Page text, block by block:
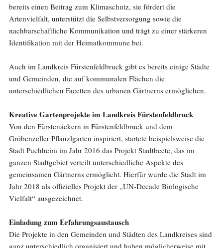
bereits einen Beitrag zum Klimaschutz, sie fördert die
Artenvielfalt, unterstützt die Selbstversorgung sowie die
nachbarschaftliche Kommunikation und trägt zu einer stärkeren
Identifikation mit der Heimatkommune bei.
Auch im Landkreis Fürstenfeldbruck gibt es bereits einige Städte
und Gemeinden, die auf kommunalen Flächen die
unterschiedlichen Facetten des urbanen Gärtnerns ermöglichen.
Kreative Gartenprojekte im Landkreis Fürstenfeldbruck
Von den Fürstenäckern in Fürstenfeldbruck und dem
Gröbenzeller Pflanzlgarten inspiriert, startete beispielsweise die
Stadt Puchheim im Jahr 2016 das Projekt Stadtbeete, das im
ganzen Stadtgebiet verteilt unterschiedliche Aspekte des
gemeinsamen Gärtnerns ermöglicht. Hierfür wurde die Stadt im
Jahr 2018 als offizielles Projekt der „UN-Decade Biologische
Vielfalt“ ausgezeichnet.
Einladung zum Erfahrungsaustausch
Die Projekte in den Gemeinden und Städten des Landkreises sind
ganz unterschiedlich organisiert und haben möglicherweise mit